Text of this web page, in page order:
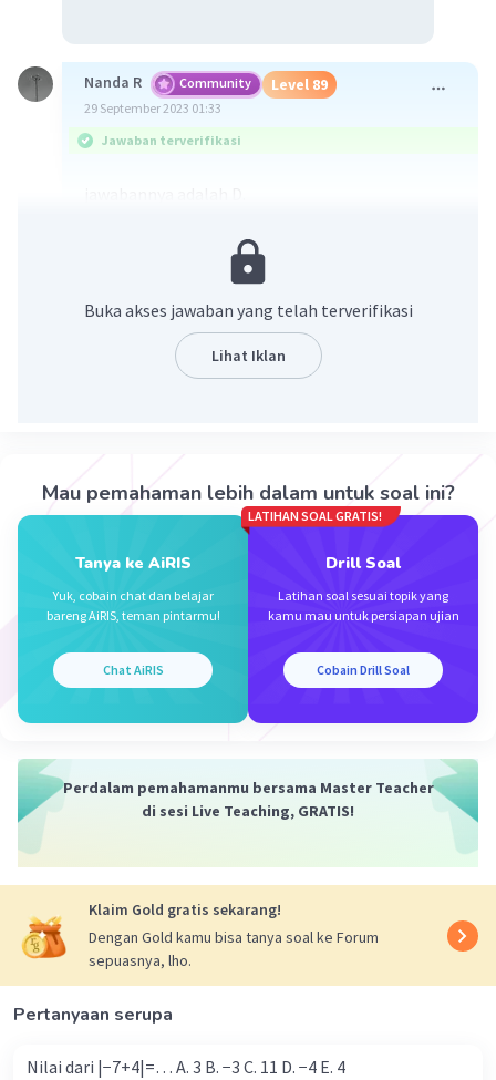
Nanda R Community Level 89
29 September 2023 01:33
Jawaban terverifikasi
Tjendana T Community Level 100
Jawaban terverifikasi
Jawaban D.
Pembahasan
Turunan 2 buah fungsi
f'(x) = 2. cos (3x - 5). -sin (3x - 5). 3
= -6 cos (3x - 5).sin (3x - 5)
Beri Rating·0.0( 0) Balas
Buka akses jawaban yang telah terverifikasi
Lihat Iklan
Mau pemahaman lebih dalam untuk soal ini?
Tanya ke AiRIS
Yuk, cobain chat dan belajar
bareng AiRIS, teman pintarmu!
Chat AiRIS
LATIHAN SOAL GRATIS!
Drill Soal
Latihan soal sesuai topik yang
kamu mau untuk persiapan ujian
Cobain Drill Soal
Perdalam pemahamanmu bersama Master Teacher
di sesi Live Teaching, GRATIS!
Klaim Gold gratis sekarang!
Dengan Gold kamu bisa tanya soal ke Forum
sepuasnya, lho.
Pertanyaan serupa
Nilai dari |−7+4|=… A. 3 B. −3 C. 11 D. −4 E. 4